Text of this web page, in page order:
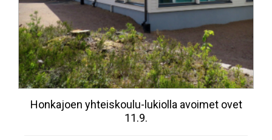
Honkajoen yhteiskoulu-lukiolla avoimet ovet
11.9.